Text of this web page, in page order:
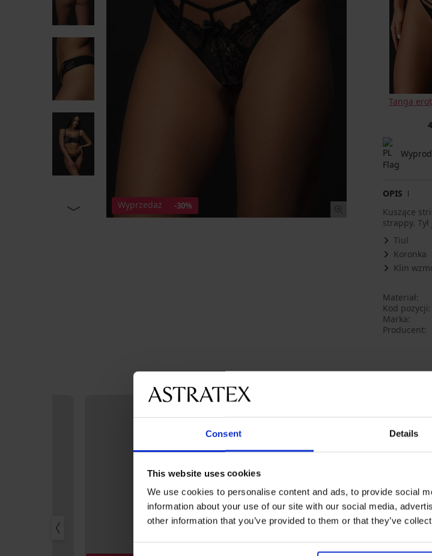
Consent Details
This website uses cookies
We use cookies to personalise content and ads, to provide social
information about your use of our site with our social media,
other information that you’ve provided to them or that they’ve
Wyprzedaż -30%
Tanga
OPIS
Kuszące
strappy.
Tiul
Koronka
Klin
Materiał
Kod pozycji
Marka
Producent
Może Ci się
3+1 GRATIS